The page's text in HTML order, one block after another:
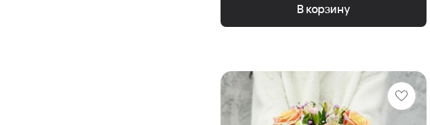
В корзину